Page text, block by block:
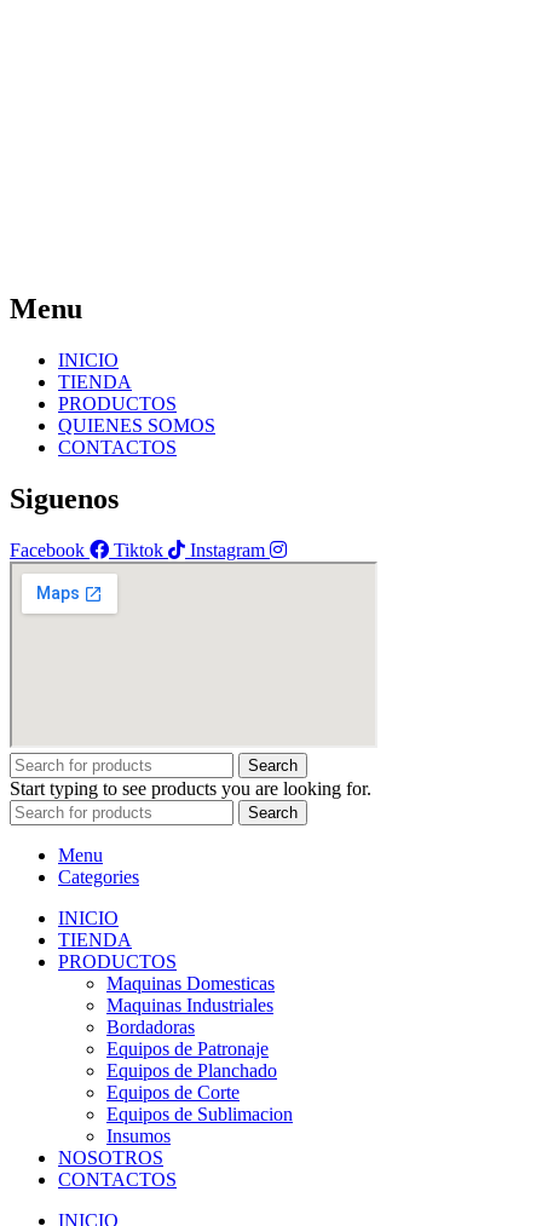
Menu
INICIO
TIENDA
PRODUCTOS
QUIENES SOMOS
CONTACTOS
Siguenos
Facebook Tiktok Instagram
Search
Start typing to see products you are looking for.
Search
Menu
Categories
INICIO
TIENDA
PRODUCTOS
Maquinas Domesticas
Maquinas Industriales
Bordadoras
Equipos de Patronaje
Equipos de Planchado
Equipos de Corte
Equipos de Sublimacion
Insumos
NOSOTROS
CONTACTOS
INICIO